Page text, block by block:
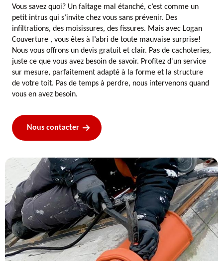
Vous savez quoi? Un faîtage mal étanché, c’est comme un
petit intrus qui s’invite chez vous sans prévenir. Des
infiltrations, des moisissures, des fissures. Mais avec Logan
Couverture , vous êtes à l’abri de toute mauvaise surprise!
Nous vous offrons un devis gratuit et clair. Pas de cachoteries,
juste ce que vous avez besoin de savoir. Profitez d'un service
sur mesure, parfaitement adapté à la forme et la structure
de votre toit. Pas de temps à perdre, nous intervenons quand
vous en avez besoin.
Nous contacter